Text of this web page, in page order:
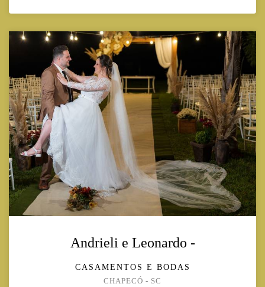
Andrieli e Leonardo -
CASAMENTOS E BODAS
CHAPECÓ - SC